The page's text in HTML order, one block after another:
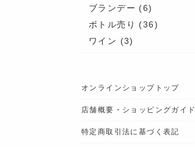
ブランデー (6)
ボトル売り
(36)
ワイン (3)
オンラインショップトップ
店舗概要・ショッピングガイド
特定商取引法に基づく表記